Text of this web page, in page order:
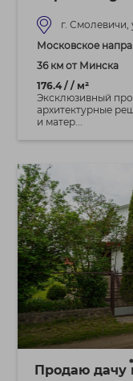
г. Смолевичи,
Московское
36 км от Минска
176.4 / / м²
Эксклюзивный
архитектурные
и матер...
Продаю дачу